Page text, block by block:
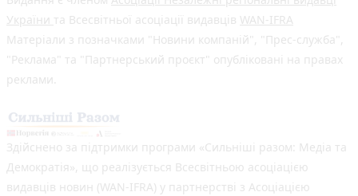
України та Всесвітньої асоціації видавців WAN-IFRA
Матеріали з позначками "Новини компаній", "Прес-служба",
"Реклама" та "Партнерський проєкт" опубліковані на правах
реклами.
Здійснено за підтримки програми «Сильніші разом: Медіа та
Демократія», що реалізується Всесвітньою асоціацією
видавців новин (WAN-IFRA) у партнерстві з Асоціацією